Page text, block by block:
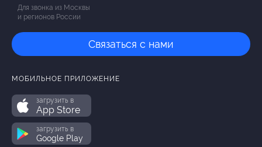
Для звонка из Москвы
и регионов России
Связаться с нами
МОБИЛЬНОЕ ПРИЛОЖЕНИЕ
загрузить в
App Store
загрузить в
Google Play